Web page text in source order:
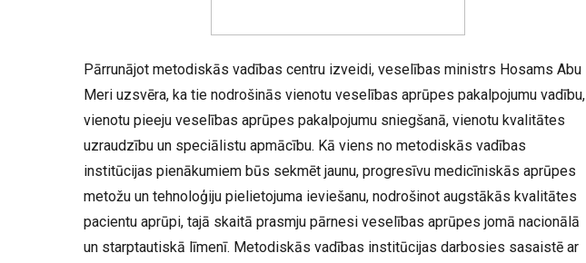
Pārrunājot metodiskās vadības centru izveidi, veselības ministrs Hosams Abu
Meri uzsvēra, ka tie nodrošinās vienotu veselības aprūpes pakalpojumu vadību,
vienotu pieeju veselības aprūpes pakalpojumu sniegšanā, vienotu kvalitātes
uzraudzību un speciālistu apmācību. Kā viens no metodiskās vadības
institūcijas pienākumiem būs sekmēt jaunu, progresīvu medicīniskās aprūpes
metožu un tehnoloģiju pielietojuma ieviešanu, nodrošinot augstākās kvalitātes
pacientu aprūpi, tajā skaitā prasmju pārnesi veselības aprūpes jomā nacionālā
un starptautiskā līmenī. Metodiskās vadības institūcijas darbosies sasaistē ar